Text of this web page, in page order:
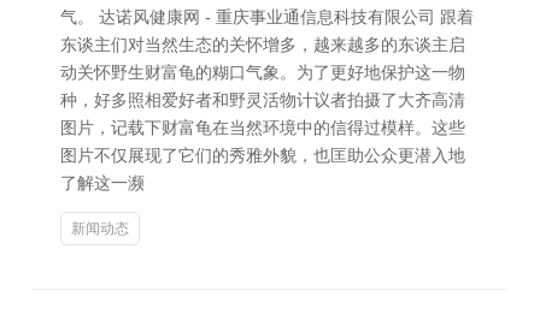
气。 达诺风健康网 - 重庆事业通信息科技有限公司 跟着
东谈主们对当然生态的关怀增多，越来越多的东谈主启
动关怀野生财富龟的糊口气象。为了更好地保护这一物
种，好多照相爱好者和野灵活物计议者拍摄了大齐高清
图片，记载下财富龟在当然环境中的信得过模样。这些
图片不仅展现了它们的秀雅外貌，也匡助公众更潜入地
了解这一濒
新闻动态